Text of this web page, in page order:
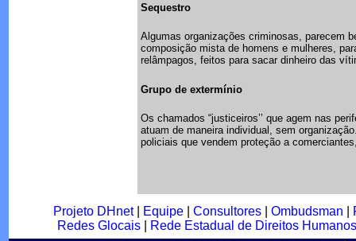
Sequestro
Algumas organizações criminosas, parecem
composição mista de homens e mulheres,
relâmpagos, feitos para sacar dinheiro das
Grupo de extermínio
Os chamados “justiceiros’’ que agem nas
atuam de maneira individual, sem
policiais que vendem proteção a
Projeto DHnet| Equipe| Consultores| Ombudsman
Redes Glocais|
Rede Estadual de Direitos